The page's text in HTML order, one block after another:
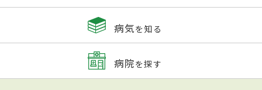
病気を知る
病院を探す